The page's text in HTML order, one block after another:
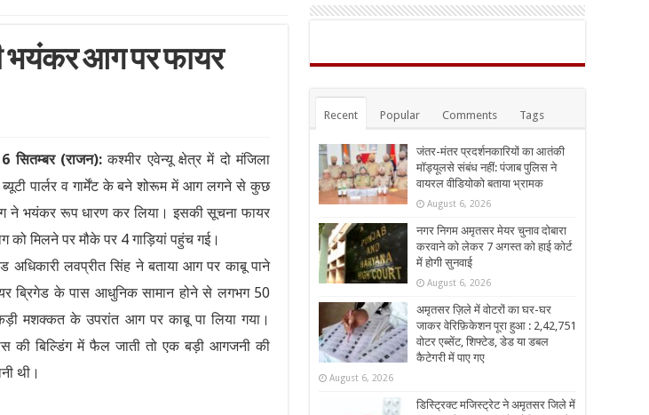
भयंकर आग पर फायर
सितम्बर (राजन):कश्मीर एवेन्यू क्षेत्र में दो मंजिला
पार्लर व गार्मेंट के बने शोरूम में आग लगने से कुछ
ने भयंकर रूप धारण कर लिया। इसकी सूचना फायर
को मिलने पर मौके पर 4 गाड़ियां पहुंच गई।
अधिकारी लवप्रीत सिंह ने बताया आग पर काबू पाने
ब्रिगेड के पास आधुनिक सामान होने से लगभग 50
मशक्कत के उपरांत आग पर काबू पा लिया गया।
की बिल्डिंग में फैल जाती तो एक बड़ी आगजनी की
थी।
Recent Popular Comments Tags
जंतर-मंतर प्रदर्शनकारियों का आतंकी
मॉड्यूलसे संबंध नहीं: पंजाब पुलिस ने
वायरल वीडियोको बताया भ्रामक
August 6, 2026
नगर निगम अमृतसर मेयर चुनाव दोबारा
करवाने को लेकर 7 अगस्त को हाई कोर्ट
में होगी सुनवाई
August 6, 2026
अमृतसर ज़िले में वोटरों का घर-घर
जाकर वेरिफ़िकेशन पूरा हुआ : 2,42,751
वोटर एब्सेंट, शिफ्टेड, डेड या डबल
कैटेगरी में पाए गए
August 6, 2026
डिस्ट्रिक्ट मजिस्ट्रेट ने अमृतसर जिले में